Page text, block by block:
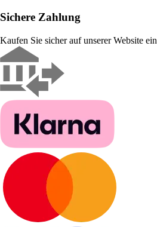
Sichere Zahlung
Kaufen Sie sicher auf unserer Website ein